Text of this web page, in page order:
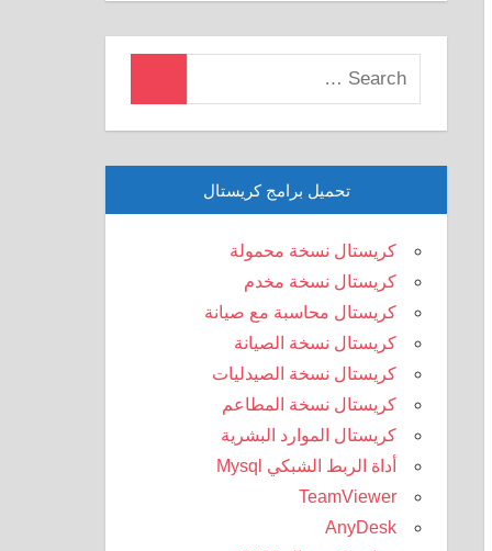
Search
تحميل برامج كريستال
كريستال نسخة محمولة
كريستال نسخة مخدم
كريستال محاسبة مع صيانة
كريستال نسخة الصيانة
كريستال نسخة الصيدليات
كريستال نسخة المطاعم
كريستال الموارد البشرية
أداة الربط الشبكي Mysql
TeamViewer
AnyDesk